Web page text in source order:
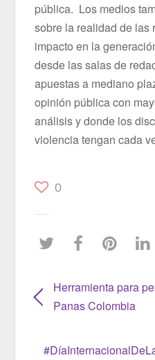
pública. Los medios
sobre la realidad de las
impacto en la
desde las salas de
apuestas a mediano
opinión pública con
análisis y donde los
violencia tengan cada
0
Herramienta para
Panas Colombia